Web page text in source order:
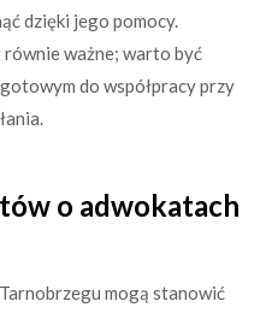
dzięki jego pomocy.
ważne; warto być
do współpracy przy
o adwokatach
mogą stanowić